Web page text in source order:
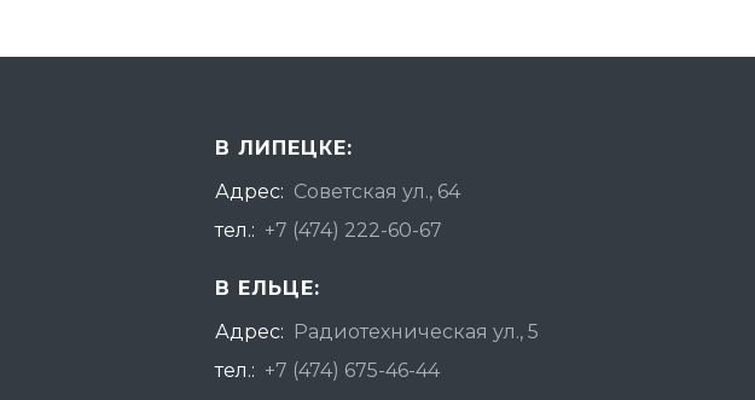
В ЛИПЕЦКЕ:
Адрес: Советская ул., 64
тел.: +7 (474) 222-60-67
В ЕЛЬЦЕ:
Адрес: Радиотехническая ул., 5
тел.: +7 (474) 675-46-44